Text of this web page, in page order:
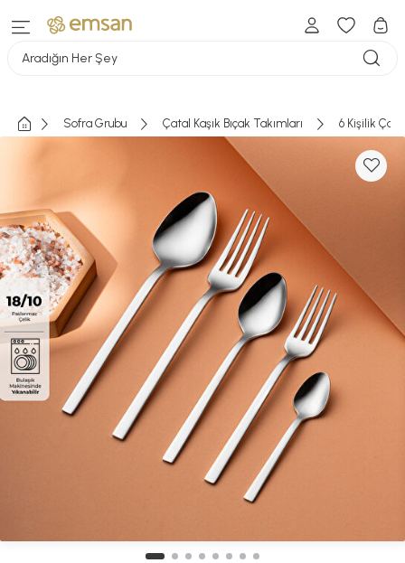
Aradığın Her Şey
Sofra Grubu Çatal Kaşık Bıçak Takımları 6 Kişilik Çatal